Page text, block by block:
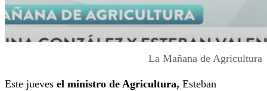
La Mañana de Agricultura
Este jueves el ministro de Agricultura, Esteban